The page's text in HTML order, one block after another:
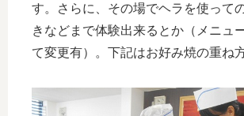
す。さらに、その場でヘラを使って
きなどまで体験出来るとか（メニュ
て変更有）。下記はお好み焼の重ね